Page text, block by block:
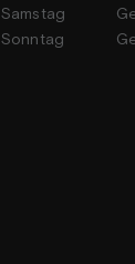
Samstag
Sonntag